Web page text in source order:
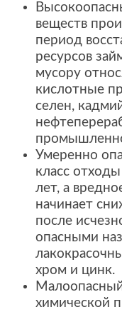
веществ
период
ресурсов
мусору
кислотные
селен,
Умеренно
класс
лет, а
начинает
после
опасными
хром и цинк.
химической